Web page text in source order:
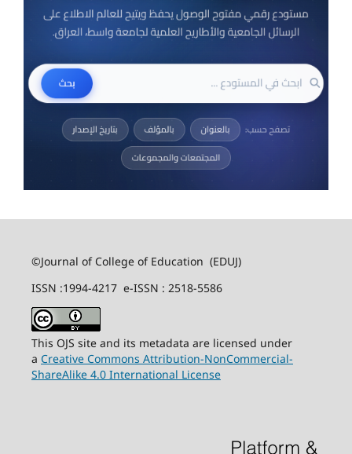
©Journal of College of Education (EDUJ)
ISSN :1994-4217 e-ISSN : 2518-5586
This OJS site and its metadata are licensed under
a Creative Commons Attribution-NonCommercial-
ShareAlike 4.0 International License